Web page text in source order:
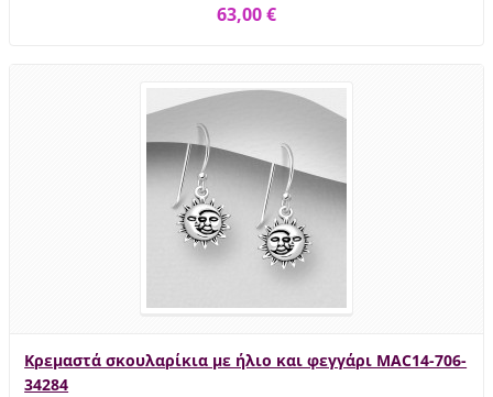
63,00 €
Κρεμαστά σκουλαρίκια με ήλιο και φεγγάρι MAC14-706-
34284